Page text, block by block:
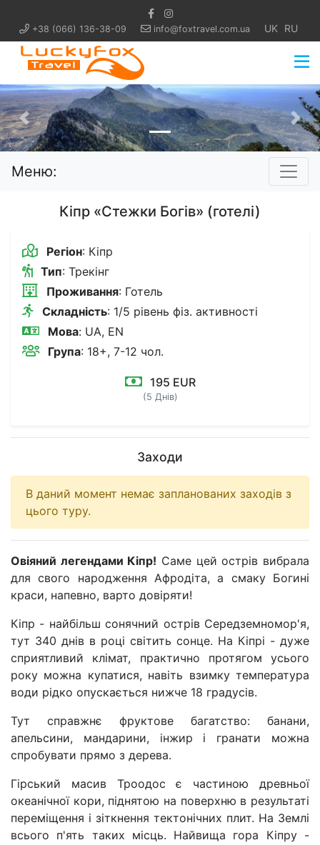
+38 (066) 136-38-09 info@foxtravel.com.ua UK RU
Попередній
Меню:
Кіпр «Стежки Богів» (готелі)
Регіон: Кіпр
Тип: Трекінг
Проживання: Готель
Складність: 1/5 рівень фіз. активності
Мова: UA, EN
Група: 18+, 7-12 чол.
195 EUR
(5 Днів)
Заходи
В даний момент немає запланованих заходів з
цього туру.
Овіяний легендами Кіпр! Саме цей острів вибрала
для свого народження Афродіта, а смаку Богині
краси, напевно, варто довіряти!
Кіпр - найбільш сонячний острів Середземномор'я,
тут 340 днів в році світить сонце. На Кіпрі - дуже
сприятливий клімат, практично протягом усього
року можна купатися, навіть взимку температура
води рідко опускається нижче 18 градусів.
Тут справжнє фруктове багатство: банани,
апельсини, мандарини, інжир і гранати можна
спробувати прямо з дерева.
Гірський масив Троодос є частиною древньої
океанічної кори, піднятою на поверхню в результаті
переміщення і зіткнення тектонічних плит. На Землі
всього п'ять таких місць. Найвища гора Кіпру -